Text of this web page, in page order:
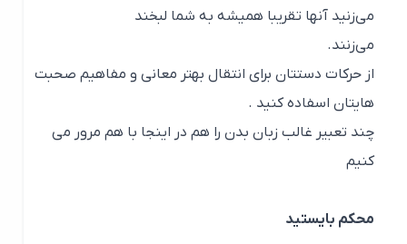
می‌زنید آنها تقریبا همیشه به شما لبخند
می‌زنند.
از حرکات دستتان برای انتقال بهتر معانی و مفاهیم صحبت
هایتان اسفاده کنید .
چند تعبیر غالب زبان بدن را هم در اینجا با هم مرور می
کنیم
محکم بایستید